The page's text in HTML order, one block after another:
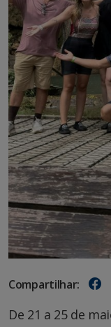
Compartilhar:
De 21 a 25 de